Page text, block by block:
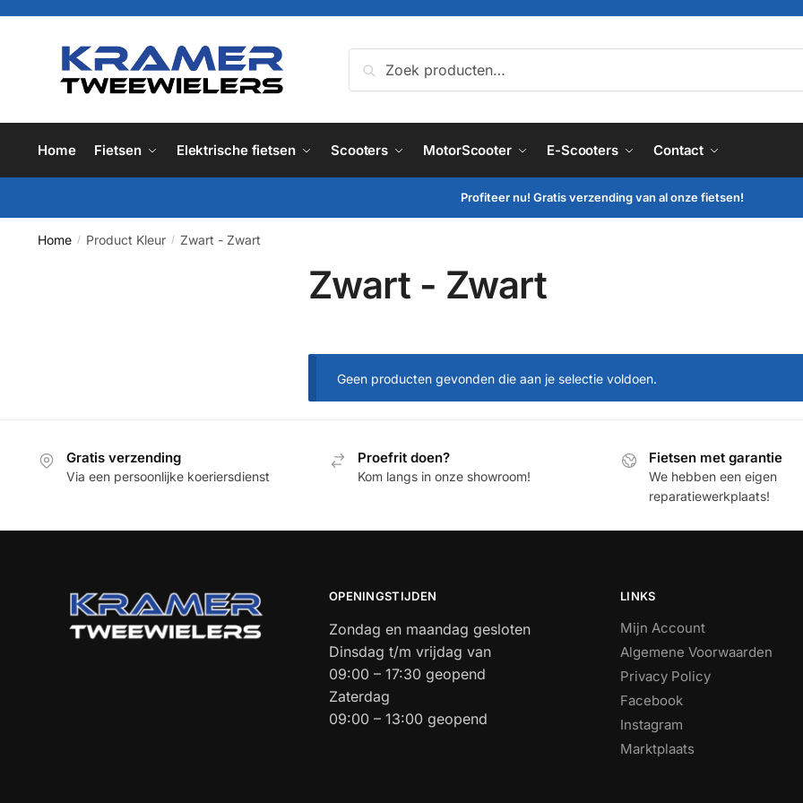
naar:
Zoeken
Home Fietsen Elektrische fietsen Scooters MotorScooter E-Scooters Contact
Profiteer nu! Gratis verzending van al onze fietsen!
Home / Product Kleur / Zwart - Zwart
Zwart - Zwart
Geen producten gevonden die aan je selectie voldoen.
Gratis verzending
Via een persoonlijke koeriersdienst
Proefrit doen?
Kom langs in onze showroom!
Fietsen met garantie
We hebben een eigen
reparatiewerkplaats!
OPENINGSTIJDEN
Zondag en maandag gesloten
Dinsdag t/m vrijdag van
09:00 – 17:30 geopend
Zaterdag
09:00 – 13:00 geopend
LINKS
Mijn Account
Algemene Voorwaarden
Privacy Policy
Facebook
Instagram
Marktplaats